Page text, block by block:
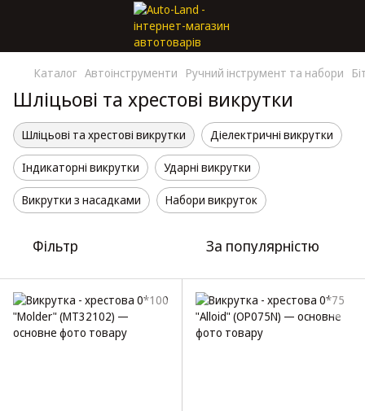
Каталог Автоінструменти Ручний інструмент та набори
Шліцьові та хрестові викрутки
Шліцьові та хрестові викрутки Діелектричні викрутки
Індикаторні викрутки Ударні викрутки
Викрутки з насадками Набори викруток
Фільтр За популярністю